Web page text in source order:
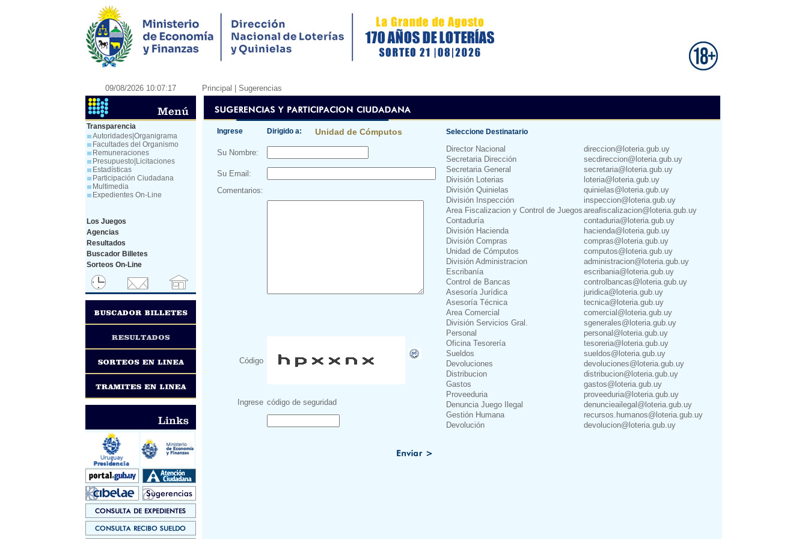
09/08/2026 10:07:17 Principal | Sugerencias
Transparencia
Autoridades|Organigrama
Facultades del Organismo
Remuneraciones
Presupuesto|Licitaciones
Estadísticas
Participación Ciudadana
Multimedia
Expedientes On-Line
Los Juegos
Agencias
Resultados
Buscador Billetes
Sorteos On-Line
Ingrese Dirigido a: Unidad de Cómputos Seleccione Destinatario
Director Nacional
direccion@loteria.gub.uy
Secretaria Dirección
secdireccion@loteria.gub.uy
Secretaria General
secretaria@loteria.gub.uy
División Loterias
loteria@loteria.gub.uy
División Quinielas
quinielas@loteria.gub.uy
División Inspección
inspeccion@loteria.gub.uy
Area Fiscalizacion y Control de Juegos areafiscalizacion@loteria.gub.uy
Contaduría
contaduria@loteria.gub.uy
División Hacienda
hacienda@loteria.gub.uy
División Compras
compras@loteria.gub.uy
Unidad de Cómputos
computos@loteria.gub.uy
División Administracion
administracion@loteria.gub.uy
Escribanía
escribania@loteria.gub.uy
Control de Bancas
controlbancas@loteria.gub.uy
Asesoría Jurídica
juridica@loteria.gub.uy
Asesoría Técnica
tecnica@loteria.gub.uy
Area Comercial
comercial@loteria.gub.uy
División Servicios Gral.
sgenerales@loteria.gub.uy
Personal
personal@loteria.gub.uy
Oficina Tesorería
tesoreria@loteria.gub.uy
Sueldos
sueldos@loteria.gub.uy
Devoluciones
devoluciones@loteria.gub.uy
Distribucion
distribucion@loteria.gub.uy
Gastos
gastos@loteria.gub.uy
Proveeduria
proveeduria@loteria.gub.uy
Denuncia Juego Ilegal
denuncieailegal@loteria.gub.uy
Gestión Humana
recursos.humanos@loteria.gub.uy
Devolución
devolucion@loteria.gub.uy
Su Nombre:
Su Email:
Comentarios:
Código
Ingrese código de seguridad